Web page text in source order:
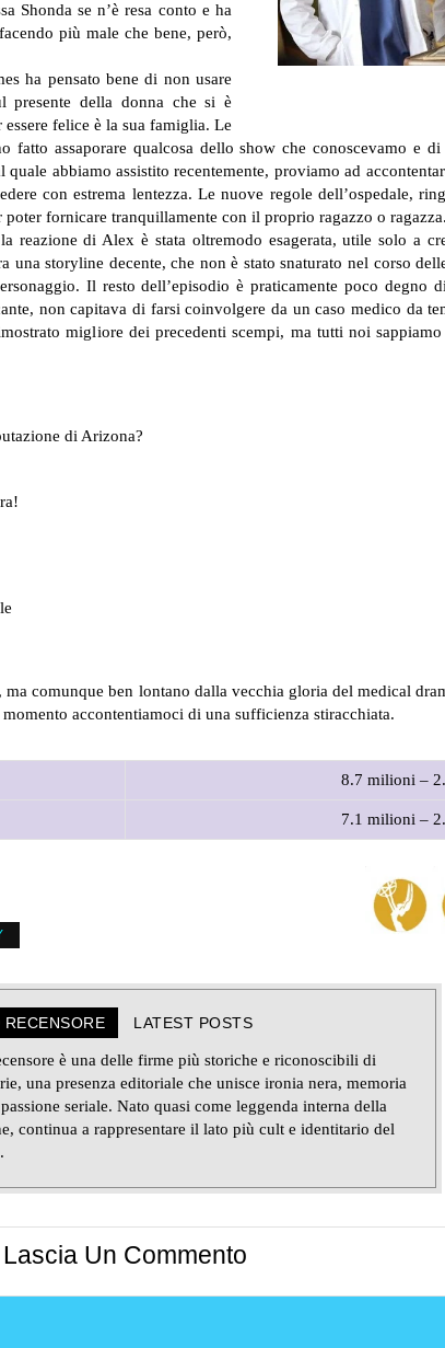
Shonda se n’è resa conto e ha
più male che bene, però,
ha pensato bene di non usare
presente della donna che si è
felice è la sua famiglia. Le
assaporare qualcosa dello show che conoscevamo e
abbiamo assistito recentemente, proviamo ad
con estrema lentezza. Le nuove regole dell’ospedale,
fornicare tranquillamente con il proprio ragazzo o
reazione di Alex è stata oltremodo esagerata, utile solo a
storyline decente, che non è stato snaturato nel corso
Il resto dell’episodio è praticamente poco degno
non capitava di farsi coinvolgere da un caso medico da
migliore dei precedenti scempi, ma tutti noi sappiamo
di Arizona?
comunque ben lontano dalla vecchia gloria del medical
accontentiamoci di una sufficienza stiracchiata.
8.7 milioni –
7.1 milioni –
RECENSORE LATEST POSTS
è una delle firme più storiche e riconoscibili di
una presenza editoriale che unisce ironia nera, memoria
seriale. Nato quasi come leggenda interna della
continua a rappresentare il lato più cult e identitario del
Lascia Un Commento